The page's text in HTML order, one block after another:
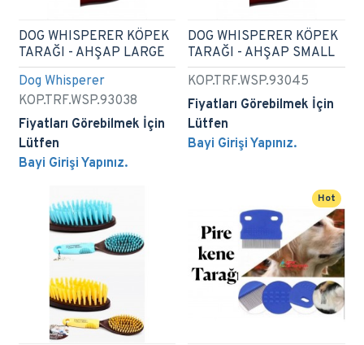
Dog Whisperer
KOP.TRF.WSP.93038
DOG WHISPERER KÖPEK
TARAĞI - AHŞAP LARGE
Fiyatları Görebilmek İçin
Lütfen
Bayi Girişi Yapınız.
KOP.TRF.WSP.93045
DOG WHISPERER KÖPEK
TARAĞI - AHŞAP SMALL
Fiyatları Görebilmek İçin
Lütfen
Bayi Girişi Yapınız.
Hot